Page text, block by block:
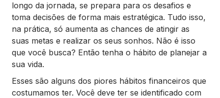
longo da jornada, se prepara para os desafios e
toma decisões de forma mais estratégica. Tudo isso,
na prática, só aumenta as chances de atingir as
suas metas e realizar os seus sonhos. Não é isso
que você busca? Então tenha o hábito de planejar a
sua vida.
Esses são alguns dos piores hábitos financeiros que
costumamos ter. Você deve ter se identificado com